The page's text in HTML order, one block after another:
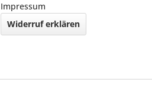
Impressum
Widerruf erklären